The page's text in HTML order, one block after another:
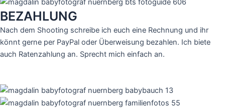
BEZAHLUNG
Nach dem Shooting schreibe ich euch eine Rechnung und ihr
könnt gerne per PayPal oder Überweisung bezahlen. Ich biete
auch Ratenzahlung an. Sprecht mich einfach an.